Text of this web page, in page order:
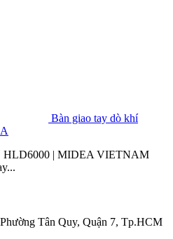
Bàn giao tay dò khí
HLD6000 | MIDEA VIETNAM
Tân Quy, Quận 7, Tp.HCM